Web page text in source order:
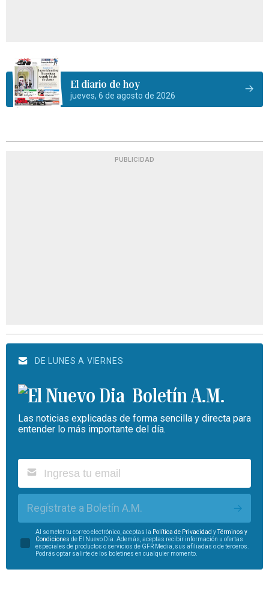
El diario de hoy
jueves, 6 de agosto de 2026
PUBLICIDAD
DE LUNES A VIERNES
Boletín A.M.
Las noticias explicadas de forma sencilla y directa para
entender lo más importante del día.
Regístrate a Boletín A.M.
Al someter tu correo electrónico, aceptas la Política de Privacidad yTérminos y
Condiciones de El Nuevo Día. Además, aceptas recibir información u ofertas
especiales de productos o servicios de GFR Media, sus afiliadas o de terceros.
Podrás optar salirte de los boletines en cualquier momento.